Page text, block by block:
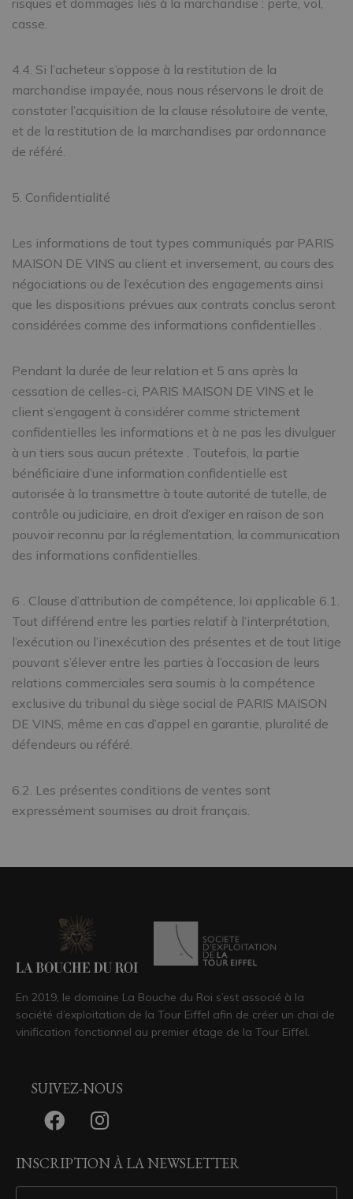
risques et dommages liés à la marchandise : perte, vol,
casse.
4.4. Si l’acheteur s’oppose à la restitution de la
marchandise impayée, nous nous réservons le droit de
constater l’acquisition de la clause résolutoire de vente,
et de la restitution de la marchandises par ordonnance
de référé.
5. Confidentialité
Les informations de tout types communiqués par PARIS
MAISON DE VINS au client et inversement, au cours des
négociations ou de l’exécution des engagements ainsi
que les dispositions prévues aux contrats conclus seront
considérées comme des informations confidentielles .
Pendant la durée de leur relation et 5 ans après la
cessation de celles-ci, PARIS MAISON DE VINS et le
client s’engagent à considérer comme strictement
confidentielles les informations et à ne pas les divulguer
à un tiers sous aucun prétexte . Toutefois, la partie
bénéficiaire d’une information confidentielle est
autorisée à la transmettre à toute autorité de tutelle, de
contrôle ou judiciaire, en droit d’exiger en raison de son
pouvoir reconnu par la réglementation, la communication
des informations confidentielles.
6 . Clause d’attribution de compétence, loi applicable 6.1.
Tout différend entre les parties relatif à l’interprétation,
l’exécution ou l’inexécution des présentes et de tout litige
pouvant s’élever entre les parties à l’occasion de leurs
relations commerciales sera soumis à la compétence
exclusive du tribunal du siège social de PARIS MAISON
DE VINS, même en cas d’appel en garantie, pluralité de
défendeurs ou référé.
6.2. Les présentes conditions de ventes sont
expressément soumises au droit français.
En 2019, le domaine La Bouche du Roi s’est associé à la
société d’exploitation de la Tour Eiffel afin de créer un chai de
vinification fonctionnel au premier étage de la Tour Eiffel.
SUIVEZ-NOUS
INSCRIPTION À LA NEWSLETTER